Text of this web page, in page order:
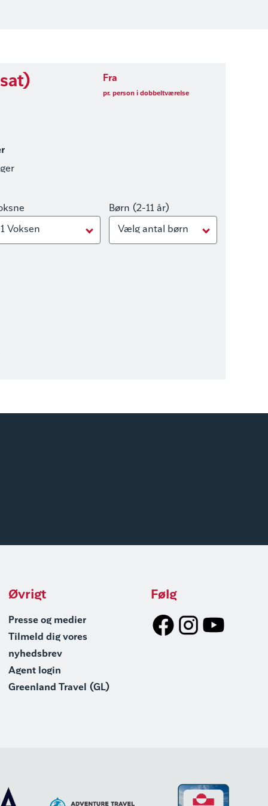
Fra
pr. person i dobbeltværelse
1 Voksen
Børn (2-11 år)
Vælg antal børn
Øvrigt
Presse og medier
Tilmeld dig vores
nyhedsbrev
Agent login
Greenland Travel (GL)
Følg